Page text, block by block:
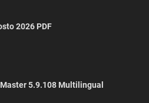
2026 PDF
5.9.108 Multilingual